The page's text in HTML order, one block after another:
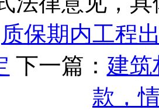
质保期内工程
下一篇： 建筑
款，